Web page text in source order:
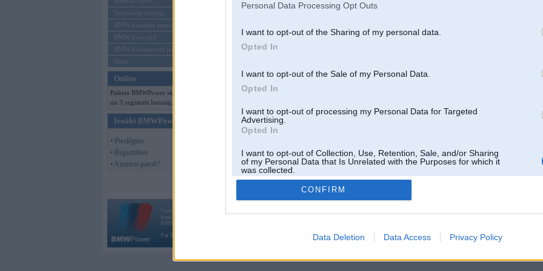
Personal Data Processing Opt Outs
I want to opt-out of the Sharing of my personal data.
Opted In
I want to opt-out of the Sale of my Personal Data.
Opted In
I want to opt-out of processing my Personal Data for Targeted
Advertising.
Opted In
I want to opt-out of Collection, Use, Retention, Sale, and/or Sharing
of my Personal Data that Is Unrelated with the Purposes for which it
was collected.
Opted Out
CONFIRM
Data Deletion Data Access Privacy Policy
Sērijveida tūnings
BMW pasaules jaunumi
BMW koncepti
BMW konkurentu jaunumi
Moto
Online
Pašreiz BMWPower skatās 97 viesi
un 3 reģistrēti lietotāji.
Ienākt BMWPower
• Pieslēgties
• Reģistrēties
• Aizmirsi paroli?
Vortāls BMWPower.lv darbojas
kopš 2002. gada 14. maija. Tas nav auto klubs un nav saistīts ar
BMW AG.
Par BMWPower